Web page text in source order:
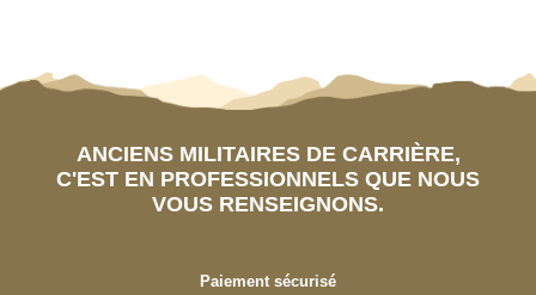
ANCIENS MILITAIRES DE CARRIÈRE,
C'EST EN PROFESSIONNELS QUE NOUS
VOUS RENSEIGNONS.
Paiement sécurisé